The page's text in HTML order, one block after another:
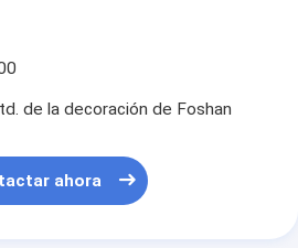
de la decoración de Foshan
ahora